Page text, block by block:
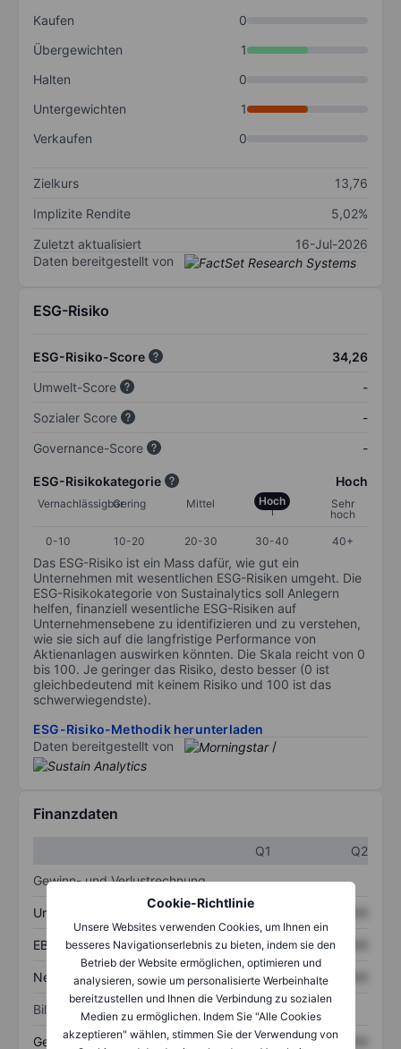
Cookie-Richtlinie
Unsere Websites verwenden Cookies, um Ihnen ein
besseres Navigationserlebnis zu bieten, indem sie den
Betrieb der Website ermöglichen, optimieren und
analysieren, sowie um personalisierte Werbeinhalte
bereitzustellen und Ihnen die Verbindung zu sozialen
Medien zu ermöglichen. Indem Sie "Alle Cookies
akzeptieren" wählen, stimmen Sie der Verwendung von
Kaufen
0
Übergewichten
1
Halten
0
Untergewichten
1
Verkaufen
0
Zielkurs
13,76
Implizite Rendite
5,02%
Zuletzt aktualisiert
16-Jul-2026
Daten bereitgestellt von
ESG-Risiko
ESG-Risiko-Score
34,26
Umwelt-Score
-
Sozialer Score
-
Governance-Score
-
ESG-Risikokategorie Hoch
VernachlässigbarGering Mittel Hoch
Sehr
hoch
0-10
10-20 20-30 30-40 40+
Das ESG-Risiko ist ein Mass dafür, wie gut ein
Unternehmen mit wesentlichen ESG-Risiken umgeht. Die
ESG-Risikokategorie von Sustainalytics soll Anlegern
helfen, finanziell wesentliche ESG-Risiken auf
Unternehmensebene zu identifizieren und zu verstehen,
wie sie sich auf die langfristige Performance von
Aktienanlagen auswirken könnten. Die Skala reicht von 0
bis 100. Je geringer das Risiko, desto besser (0 ist
gleichbedeutend mit keinem Risiko und 100 ist das
schwerwiegendste).
ESG-Risiko-Methodik herunterladen
Daten bereitgestellt von
/
Finanzdaten
Q1
Q2
Gewinn- und Verlustrechnung
Umsatz XXXXXXX
EBITDA XXXXXXX XXXXXXX
Nettoeinkommen XXXXXXX XXXXXXX
Bilanz
Gesamtvermögen XXXXXXX XXXXXXX